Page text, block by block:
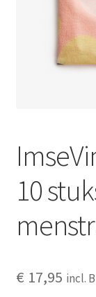
Schoonmaken
10
€ 17,95 incl.